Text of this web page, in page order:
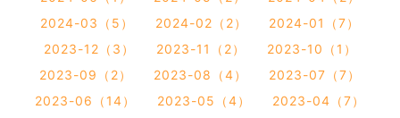
2024-03（5）
2024-02（2）
2024-01（7）
2023-12（3）
2023-11（2）
2023-10（1）
2023-09（2）
2023-08（4）
2023-07（7）
2023-06（14）
2023-05（4）
2023-04（7）